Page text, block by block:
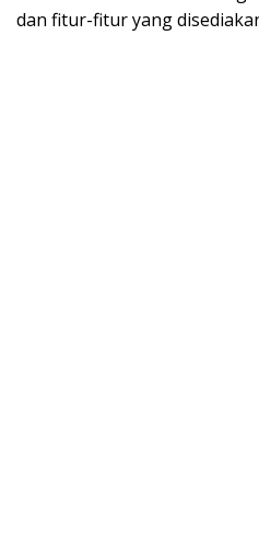
dan fitur-fitur yang